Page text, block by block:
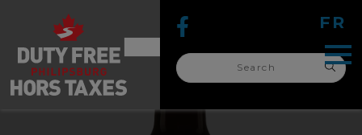
for:
FR
search
for: